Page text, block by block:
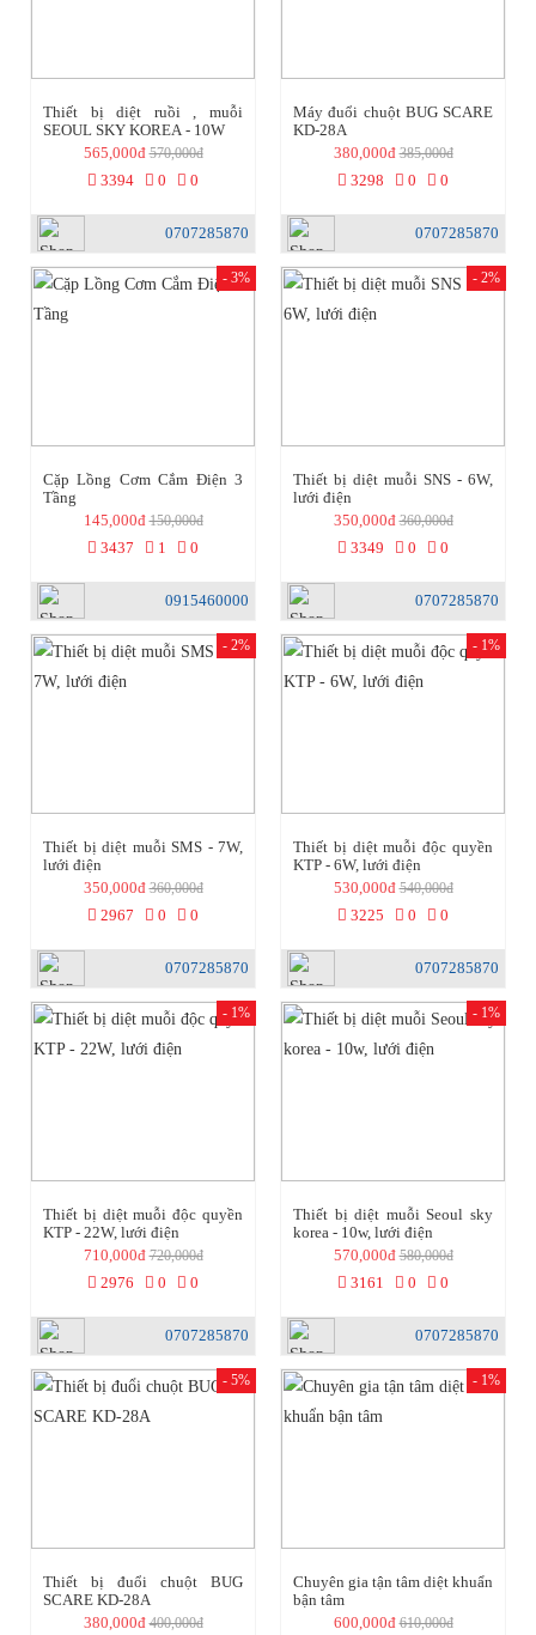
Thiết bị diệt ruồi , muỗi
SEOUL SKY KOREA - 10W
565,000đ570,000đ
3394 0 0
0707285870
Máy đuổi chuột BUG SCARE
KD-28A
380,000đ385,000đ
3298 0 0
0707285870
- 3%
Cặp Lồng Cơm Cắm Điện 3
Tầng
145,000đ150,000đ
3437 1 0
0915460000
- 2%
Thiết bị diệt muỗi SNS - 6W,
lưới điện
350,000đ360,000đ
3349 0 0
0707285870
- 2%
Thiết bị diệt muỗi SMS - 7W,
lưới điện
350,000đ360,000đ
2967 0 0
0707285870
- 1%
Thiết bị diệt muỗi độc quyền
KTP - 6W, lưới điện
530,000đ540,000đ
3225 0 0
0707285870
- 1%
Thiết bị diệt muỗi độc quyền
KTP - 22W, lưới điện
710,000đ720,000đ
2976 0 0
0707285870
- 1%
Thiết bị diệt muỗi Seoul sky
korea - 10w, lưới điện
570,000đ580,000đ
3161 0 0
0707285870
- 5%
Thiết bị đuổi chuột BUG
SCARE KD-28A
380,000đ400,000đ
- 1%
Chuyên gia tận tâm diệt khuẩn
bận tâm
600,000đ610,000đ